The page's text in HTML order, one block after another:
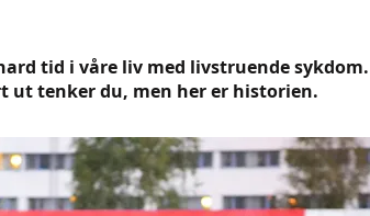
tid i våre liv med livstruende sykdom.
ut tenker du, men her er historien.